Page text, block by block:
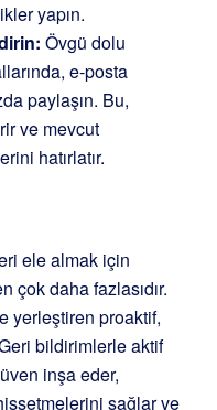
yapın.
Övgü dolu
e-posta
paylaşın. Bu,
ve mevcut
hatırlatır.
ele almak için
çok daha fazlasıdır.
yerleştiren proaktif,
bildirimlerle aktif
inşa eder,
sağlar ve